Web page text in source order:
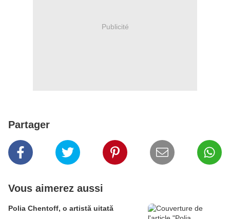
Publicité
Partager
Vous aimerez aussi
Polia Chentoff, o artistă uitată